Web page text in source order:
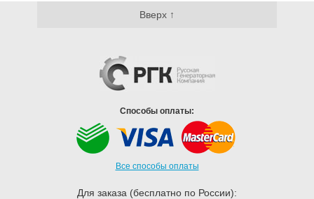
Вверх ↑
Способы оплаты:
Все способы оплаты
Для заказа (бесплатно по России):